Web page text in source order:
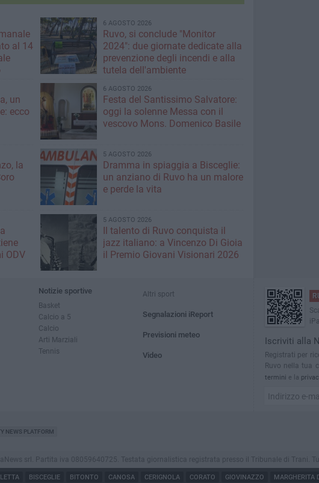
al 14
6 AGOSTO 2026
Ruvo, si conclude "Monitor
2024": due giornate dedicate alla
prevenzione degli incendi e alla
tutela dell'ambiente
un
ecco
6 AGOSTO 2026
Festa del Santissimo Salvatore:
oggi la solenne Messa con il
vescovo Mons. Domenico Basile
la
5 AGOSTO 2026
Dramma in spiaggia a Bisceglie:
un anziano di Ruvo ha un malore
e perde la vita
ODV
5 AGOSTO 2026
Il talento di Ruvo conquista il
jazz italiano: a Vincenzo Di Gioia
il Premio Giovani Visionari 2026
Notizie sportive
Basket
Calcio a 5
Calcio
Arti Marziali
Tennis
Altri sport
Segnalazioni iReport
Previsioni meteo
Video
Iscriviti alla
Registrati per
Ruvo nella tua
termini e la
NEWS PLATFORM
srl. Partita iva 08059640725. Testata giornalistica registrata presso il Tribunale di Trani.
BISCEGLIE BITONTO CANOSA CERIGNOLA CORATO GIOVINAZZO MARGHERITA